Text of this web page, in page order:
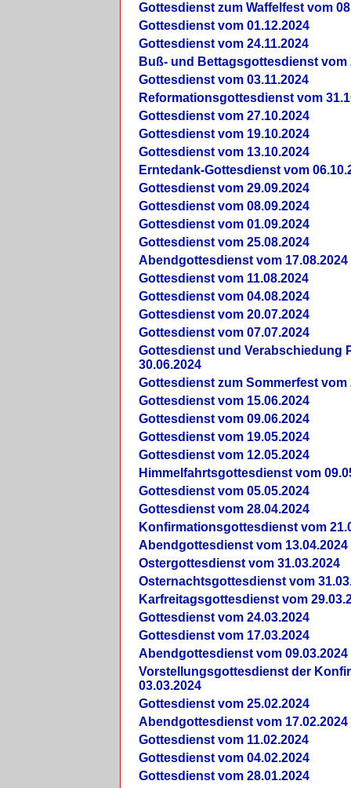
Gottesdienst zum Waffelfest vom
Gottesdienst vom 01.12.2024
Gottesdienst vom 24.11.2024
Buß- und Bettagsgottesdienst vom
Gottesdienst vom 03.11.2024
Reformationsgottesdienst vom
Gottesdienst vom 27.10.2024
Gottesdienst vom 19.10.2024
Gottesdienst vom 13.10.2024
Erntedank-Gottesdienst vom
Gottesdienst vom 29.09.2024
Gottesdienst vom 08.09.2024
Gottesdienst vom 01.09.2024
Gottesdienst vom 25.08.2024
Abendgottesdienst vom 17.08.2024
Gottesdienst vom 11.08.2024
Gottesdienst vom 04.08.2024
Gottesdienst vom 20.07.2024
Gottesdienst vom 07.07.2024
Gottesdienst und Verabschiedung
30.06.2024
Gottesdienst zum Sommerfest vom
Gottesdienst vom 15.06.2024
Gottesdienst vom 09.06.2024
Gottesdienst vom 19.05.2024
Gottesdienst vom 12.05.2024
Himmelfahrtsgottesdienst vom
Gottesdienst vom 05.05.2024
Gottesdienst vom 28.04.2024
Konfirmationsgottesdienst vom
Abendgottesdienst vom 13.04.2024
Ostergottesdienst vom 31.03.2024
Osternachtsgottesdienst vom
Karfreitagsgottesdienst vom
Gottesdienst vom 24.03.2024
Gottesdienst vom 17.03.2024
Abendgottesdienst vom 09.03.2024
Vorstellungsgottesdienst der
03.03.2024
Gottesdienst vom 25.02.2024
Abendgottesdienst vom 17.02.2024
Gottesdienst vom 11.02.2024
Gottesdienst vom 04.02.2024
Gottesdienst vom 28.01.2024